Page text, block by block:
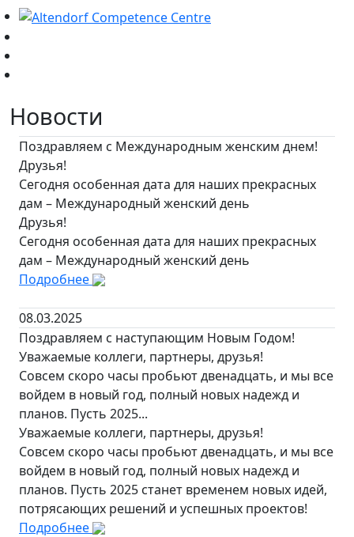
Новости
Поздравляем с Международным женским днем!
Друзья!
Сегодня особенная дата для наших прекрасных
дам – Международный женский день
Друзья!
Сегодня особенная дата для наших прекрасных
дам – Международный женский день
Подробнее
08.03.2025
Поздравляем с наступающим Новым Годом!
Уважаемые коллеги, партнеры, друзья!
Совсем скоро часы пробьют двенадцать, и мы все
войдем в новый год, полный новых надежд и
планов. Пусть 2025...
Уважаемые коллеги, партнеры, друзья!
Совсем скоро часы пробьют двенадцать, и мы все
войдем в новый год, полный новых надежд и
планов. Пусть 2025 станет временем новых идей,
потрясающих решений и успешных проектов!
Подробнее